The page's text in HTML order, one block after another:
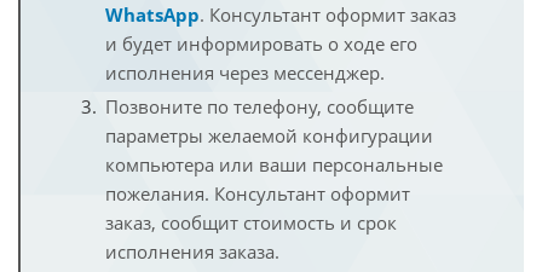
WhatsApp. Консультант оформит заказ
и будет информировать о ходе его
исполнения через мессенджер.
Позвоните по телефону, сообщите
параметры желаемой конфигурации
компьютера или ваши персональные
пожелания. Консультант оформит
заказ, сообщит стоимость и срок
исполнения заказа.